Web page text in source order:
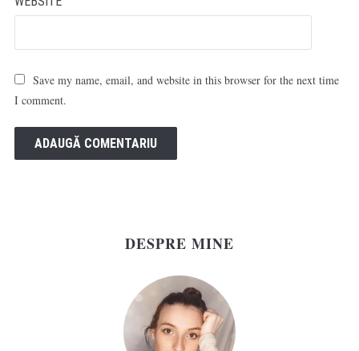
Save my name, email, and website in this browser for the next time
I comment.
DESPRE MINE